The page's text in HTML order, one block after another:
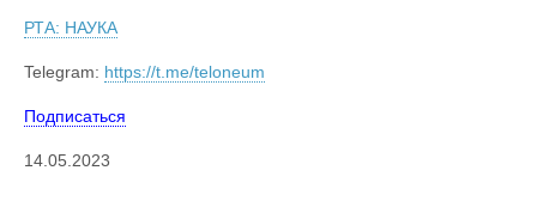
РТА: НАУКА
Telegram: https://t.me/teloneum
Подписаться
14.05.2023